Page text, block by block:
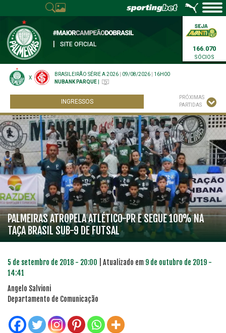
SITE OFICIAL
166.070
SÓCIOS
X
BRASILEIRÃO SÉRIE A 2026 09/08/2026
16H00
NUBANK PARQUE
INGRESSOS
PRÓXIMAS
PARTIDAS
PALMEIRAS ATROPELA ATLÉTICO-PR E SEGUE 100% NA
TAÇA BRASIL SUB-9 DE FUTSAL
5 de setembro de 2018 - 20:00 | Atualizado em 9 de outubro de 2019 -
14:41
Angelo Salvioni
Departamento de Comunicação